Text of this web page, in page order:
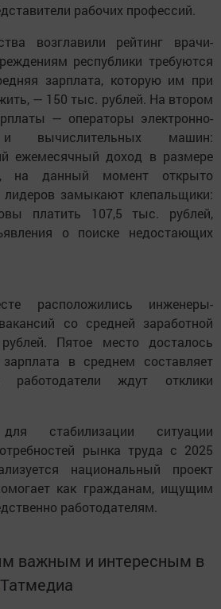
рабочих профессий.
возглавили рейтинг врачи-
республики требуются
зарплата, которую им при
— 150 тыс. рублей. На втором
— операторы электронно-
и вычислительных машин:
ежемесячный доход в размере
на данный момент открыто
лидеров замыкают клепальщики:
платить 107,5 тыс. рублей,
о поиске недостающих
расположились инженеры-
со средней заработной
Пятое место досталось
в среднем составляет
ждут отклики
стабилизации ситуации
рынка труда с 2025
национальный проект
как гражданам, ищущим
работодателям.
важным и интересным в
Татмедиа